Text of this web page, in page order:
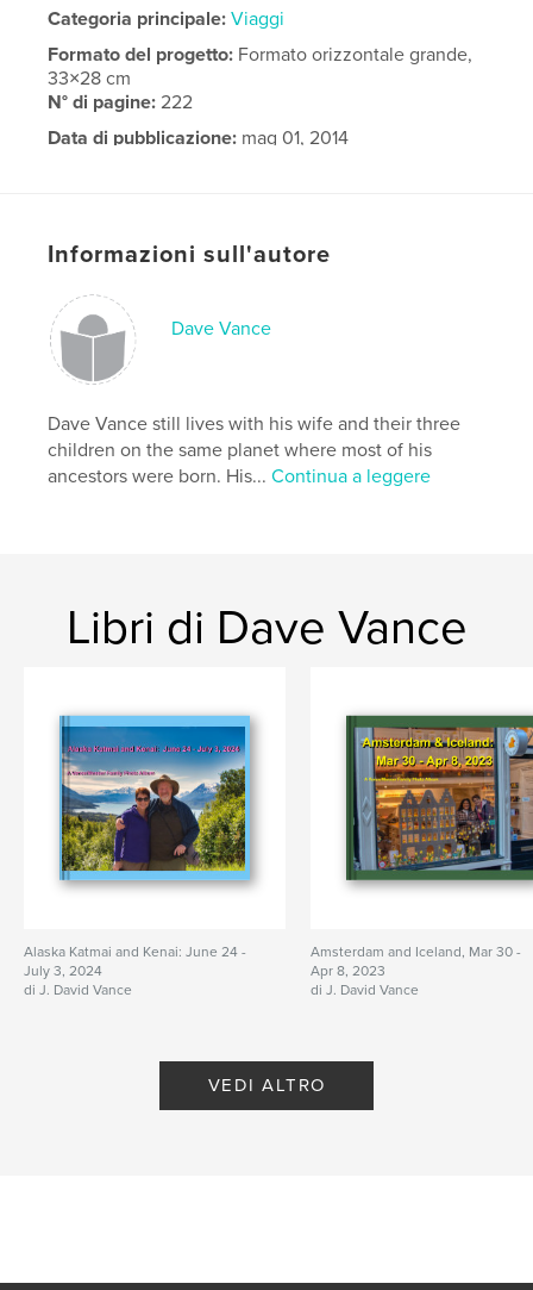
Categoria principale: Viaggi
Formato del progetto: Formato orizzontale grande,
33×28 cm
N° di pagine:222
Data di pubblicazione: mag 01, 2014
Informazioni sull'autore
Dave Vance
Dave Vance still lives with his wife and their three
children on the same planet where most of his
ancestors were born. His...Continua a leggere
Libri di Dave Vance
Alaska Katmai and Kenai: June 24 -
July 3, 2024
di J. David Vance
Amsterdam and Iceland, Mar 30 -
Apr 8, 2023
di J. David Vance
VEDI ALTRO